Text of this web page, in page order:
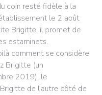
coin resté fidèle à la
le 2 août
Brigitte, il promet de
estaminets.
comment se considère
Brigitte (un
2019), le
de l’autre côté de